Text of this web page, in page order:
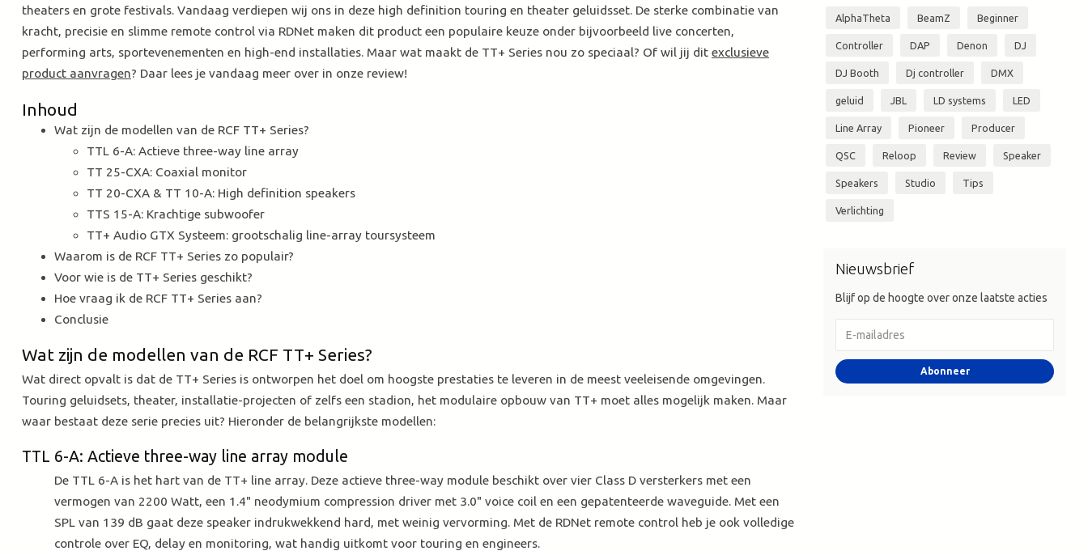
theaters en grote festivals. Vandaag verdiepen wij ons in deze high definition touring en theater geluidsset. De sterke combinatie van
kracht, precisie en slimme remote control via RDNet maken dit product een populaire keuze onder bijvoorbeeld live concerten,
performing arts, sportevenementen en high-end installaties. Maar wat maakt de TT+ Series nou zo speciaal? Of wil jij dit exclusieve
product aanvragen? Daar lees je vandaag meer over in onze review!
Inhoud
Wat zijn de modellen van de RCF TT+ Series?
TTL 6-A: Actieve three-way line array
TT 25-CXA: Coaxial monitor
TT 20-CXA & TT 10-A: High definition speakers
TTS 15-A: Krachtige subwoofer
TT+ Audio GTX Systeem: grootschalig line-array toursysteem
Waarom is de RCF TT+ Series zo populair?
Voor wie is de TT+ Series geschikt?
Hoe vraag ik de RCF TT+ Series aan?
Conclusie
Wat zijn de modellen van de RCF TT+ Series?
Wat direct opvalt is dat de TT+ Series is ontworpen het doel om hoogste prestaties te leveren in de meest veeleisende omgevingen.
Touring geluidsets, theater, installatie-projecten of zelfs een stadion, het modulaire opbouw van TT+ moet alles mogelijk maken. Maar
waar bestaat deze serie precies uit? Hieronder de belangrijkste modellen:
TTL 6-A: Actieve three-way line array module
De TTL 6-A is het hart van de TT+ line array. Deze actieve three-way module beschikt over vier Class D versterkers met een
vermogen van 2200 Watt, een 1.4" neodymium compression driver met 3.0" voice coil en een gepatenteerde waveguide. Met een
SPL van 139 dB gaat deze speaker indrukwekkend hard, met weinig vervorming. Met de RDNet remote control heb je ook volledige
controle over EQ, delay en monitoring, wat handig uitkomt voor touring en engineers.
AlphaTheta BeamZ Beginner
Controller DAP Denon DJ
DJ Booth Dj controller DMX
geluid JBL LD systems LED
Line Array Pioneer Producer
QSC Reloop Review Speaker
Speakers Studio Tips
Verlichting
Nieuwsbrief
Blijf op de hoogte over onze laatste acties
Abonneer